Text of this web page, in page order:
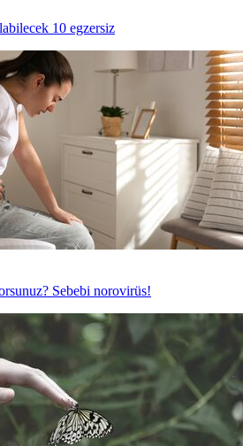
10 egzersiz
Sebebi norovirüs!